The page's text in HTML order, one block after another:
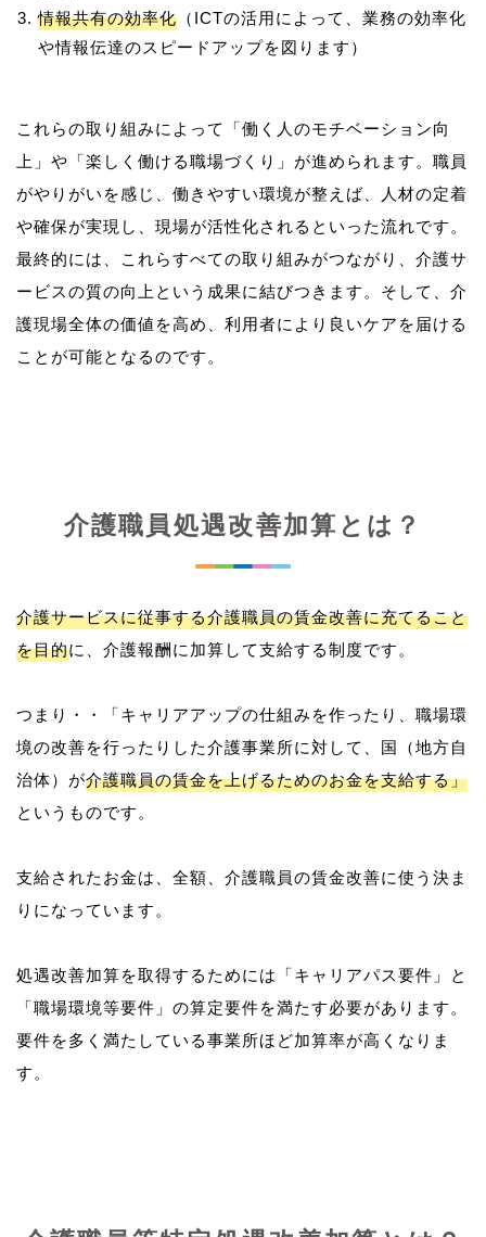
情報共有の効率化 （ICTの活用によって、業務の効率化
や情報伝達のスピードアップを図ります）
これらの取り組みによって「働く人のモチベーション向
上」や「楽しく働ける職場づくり」が進められます。職員
がやりがいを感じ、働きやすい環境が整えば、人材の定着
や確保が実現し、現場が活性化されるといった流れです。
最終的には、これらすべての取り組みがつながり、介護サ
ービスの質の向上という成果に結びつきます。そして、介
護現場全体の価値を高め、利用者により良いケアを届ける
介護職員処遇改善加算とは？
介護サービスに従事する介護職員の賃金改善に充てること
を目的に、介護報酬に加算して支給する制度です。
つまり・・「キャリアアップの仕組みを作ったり、職場環
境の改善を行ったりした介護事業所に対して、国（地方自
治体）が介護職員の賃金を上げるためのお金を支給する」
というものです。
支給されたお金は、全額、介護職員の賃金改善に使う決ま
りになっています。
処遇改善加算を取得するためには「キャリアパス要件」と
「職場環境等要件」の算定要件を満たす必要があります。
要件を多く満たしている事業所ほど加算率が高くなりま
す。